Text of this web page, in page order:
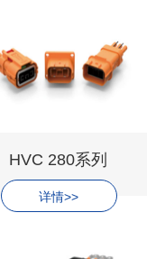
HVC 280系列
详情>>